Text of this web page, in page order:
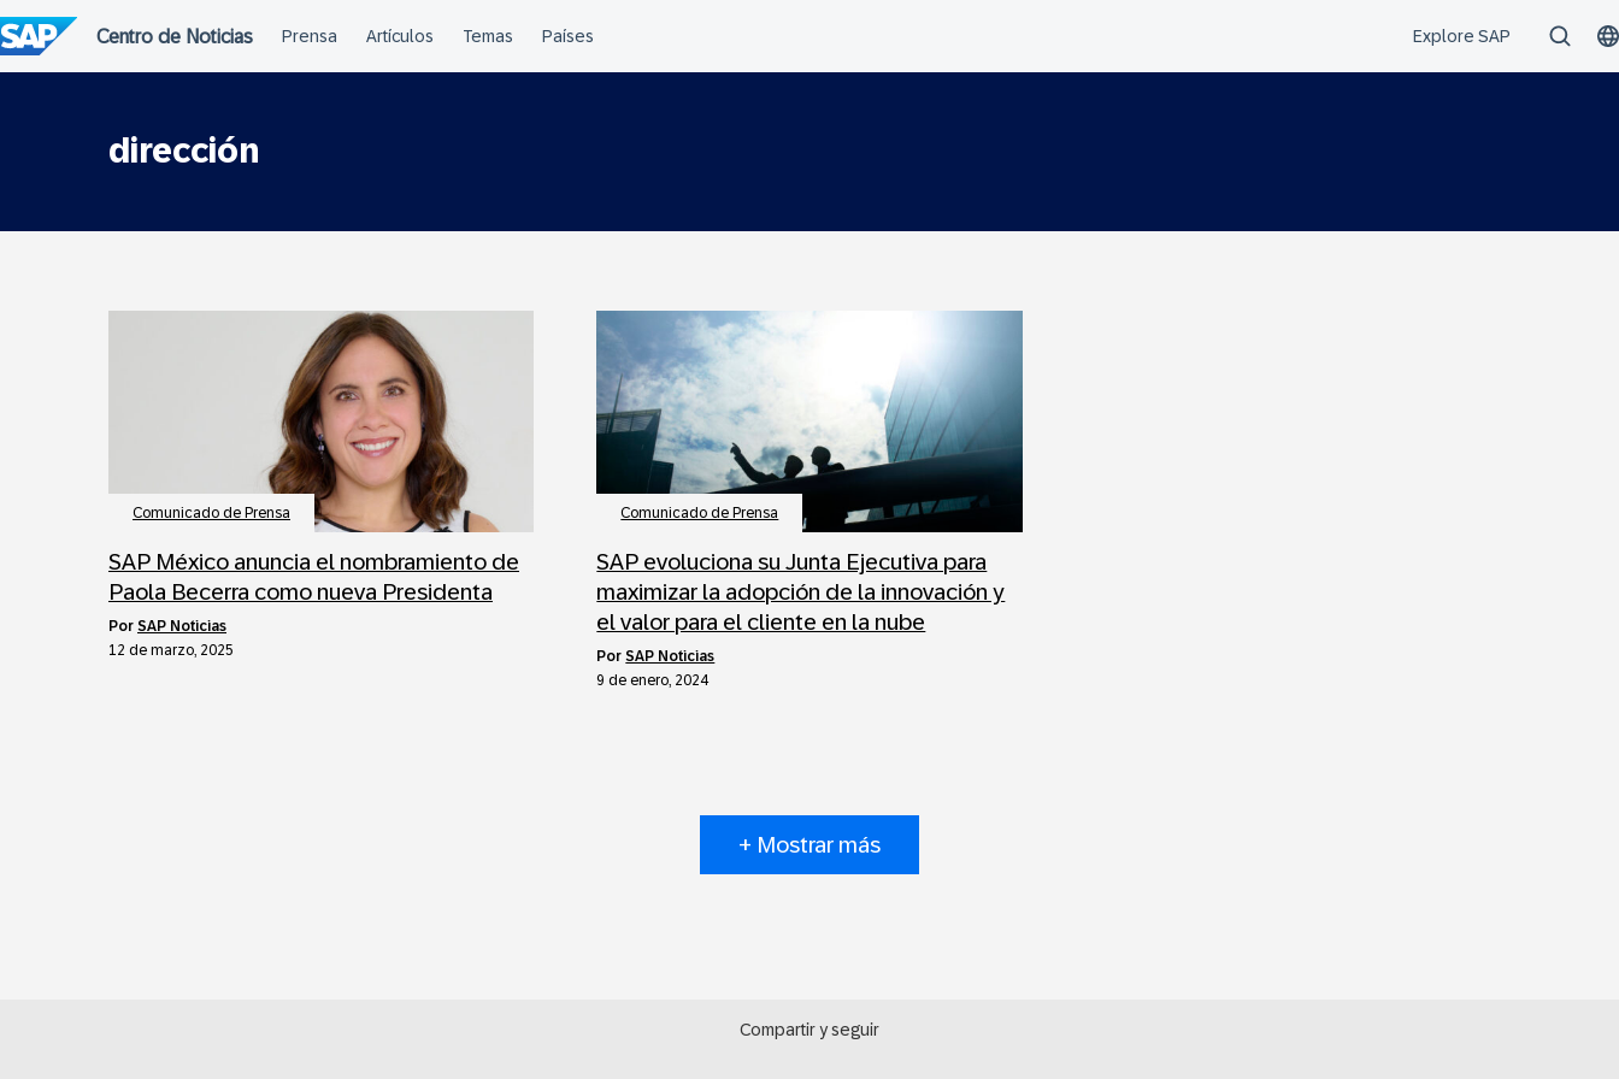
al
contenido
dirección
Comunicado de Prensa
SAP México anuncia el nombramiento de
Paola Becerra como nueva Presidenta
por SAP Noticias
12 de marzo, 2025
Comunicado de Prensa
SAP evoluciona su Junta Ejecutiva para
maximizar la adopción de la innovación y
el valor para el cliente en la nube
porSAP Noticias
9 de enero, 2024
+ Mostrar más
Compartir y seguir